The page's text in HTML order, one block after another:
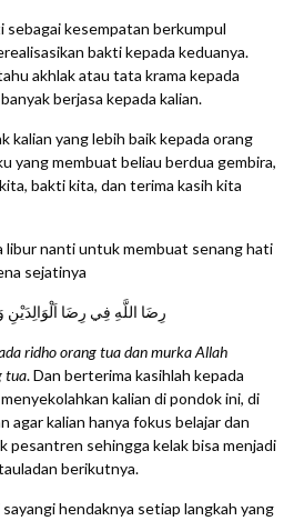
kesempatan berkumpul
bakti kepada keduanya.
akhlak atau tata krama kepada
berjasa kepada kalian.
kalian yang lebih baik kepada orang
yang membuat beliau berdua gembira,
bakti kita, dan terima kasih kita
libur nanti untuk membuat senang hati
sejatinya
رِضَا اللَّهِ فِي رِضَا
ridho orang tua dan murka Allah
tua. Dan berterima kasihlah kepada
kalian di pondok ini, di
agar kalian hanya fokus belajar dan
pesantren sehingga kelak bisa menjadi
berikutnya.
hendaknya setiap langkah yang